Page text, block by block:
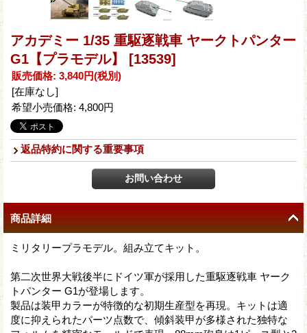
アカデミー 1/35 重駆逐戦車 ヤークトパンター
G1【プラモデル】
[13539]
販売価格: 3,840円(税別)
[在庫なし]
希望小売価格: 4,800円
返品特約に関する重要事項
商品詳細
ミリタリープラモデル。組み立てキット。
第二次世界大戦後半にドイツ軍が採用した重駆逐戦車 ヤーク
トパンター G1が登場します。
製品は装甲カラーが特徴的な初期生産型を再現。キットは適
度に抑えられたパーツ点数で、傾斜装甲が多様された独特な